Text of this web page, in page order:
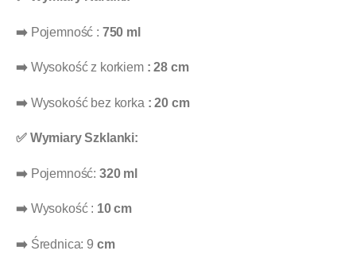
➡️ Pojemność : 750 ml
➡️ Wysokość z korkiem: 28 cm
➡️ Wysokość bez korka : 20 cm
✅ Wymiary Szklanki:
➡️ Pojemność: 320ml
➡️ Wysokość : 10 cm
➡️ Średnica: 9 cm